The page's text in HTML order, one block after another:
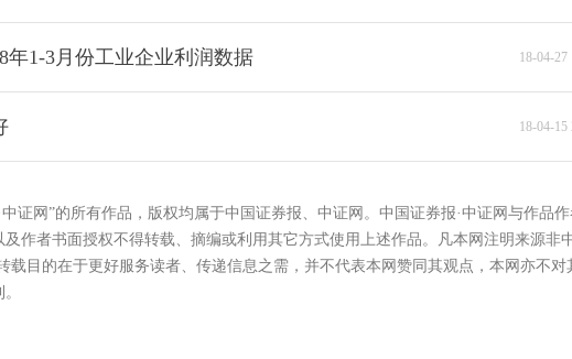
18-04-27
年1-3月份工业企业利润数据
18-04-15
证网”的所有作品，版权均属于中国证券报、中证网。中国证券报·中证网与作品
作者书面授权不得转载、摘编或利用其它方式使用上述作品。凡本网注明来源非
载目的在于更好服务读者、传递信息之需，并不代表本网赞同其观点，本网亦不对